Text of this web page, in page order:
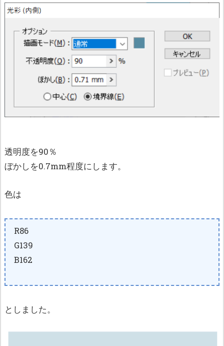
透明度を90％
ぼかしを0.7mm程度にします。
色は
R86
G139
B162
としました。